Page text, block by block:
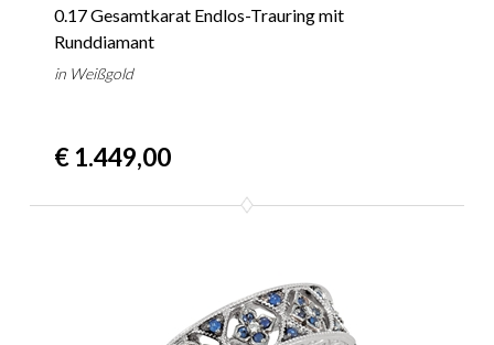
0.17 Gesamtkarat Endlos-Trauring mit
Runddiamant
in Weißgold
€ 1.449,00